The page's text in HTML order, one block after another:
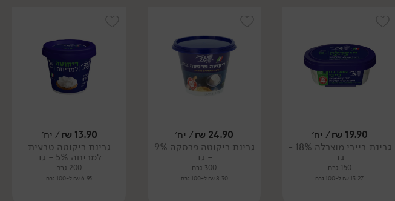
19.90
₪/ יח׳
גבינת בייבי מוצרלה 18% -
גד
150 גרם
13.27 ₪ ל-100 גרם
24.90
₪/ יח׳
גבינת ריקוטה פרסקה 9%
- גד
300 גרם
8.30 ₪ ל-100 גרם
13.90
₪/ יח׳
גבינת ריקוטה טבעית
למריחה 5% - גד
200 גרם
6.95 ₪ ל-100 גרם